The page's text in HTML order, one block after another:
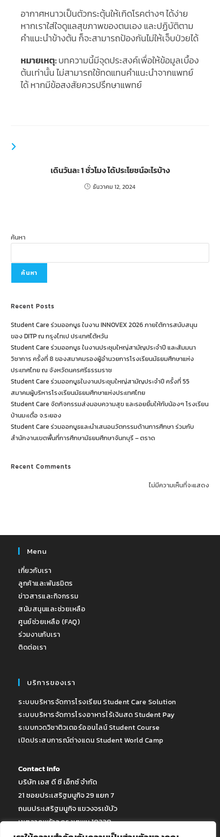
อากาศหนาวเป็นตัวกระตุ้นให้เกิดโรคต่างๆ ได้ง่าย
หากเราใส่ใจดูแลสุขภาพของตนเอง และปฏิบัติตาม
คำแนะนำข้างต้น ก็จะสามารถป้องกันไม่ให้เจ็บป่วยได้
หมายเหตุ:บทความนี้มีจุดประสงค์เพื่อให้ข้อมูลเบื้อง
ต้นเท่านั้น ไม่สามารถใช้ทดแทนคำแนะนำจากแพทย์
ได้ หากมีข้อสงสัยควรปรึกษาแพทย์
เดินวันละ 1 ชั่วโมง ได้ประโยชน์อะไรบ้าง
ธันวาคม 12, 2024
ค้นหา
ค้นหา
Recent Posts
Student Care ร่วมออกบูธ ในงาน INNOVEX 2026 ภายใต้การสนับสนุน
ของ DITP ณ กรุงไทเป ประเทศไต้หวัน
Student Care ร่วมออกบูธ ในงานประชุมใหญ่สามัญประจำปี และสัมมนา
วิชาการ ครั้งที่ 8 ของสมาคมรองผู้อำนวยการโรงเรียนมัธยมศึกษาแห่ง
ประเทศไทย ณ จังหวัดนครศรีธรรมราช
Student Care ร่วมออกบูธในงานประชุมใหญ่สามัญประจำปี ครั้งที่ 55
สมาคมผู้บริหารโรงเรียนมัธยมศึกษาแห่งประเทศไทย
Student Care จัดกิจกรรมส่งมอบความสุข และรอยยิ้มให้กับน้องๆ โรงเรียน
บ้านมะเดื่อ จ.ระยอง
Student Care ร่วมออกบูธและนำเสนอนวัตกรรมด้านการศึกษา ร่วมกับ
สำนักงานเขตพื้นที่การศึกษามัธยมศึกษาจันทบุรี – ตราด
Recent Comments
ไม่มีความเห็นที่จะแสดง
Menu
เกี่ยวกับเรา
ลูกค้าและพันธมิตร
ข่าวสารและกิจกรรม
สนับสนุนและช่วยเหลือ
ศูนย์ช่วยเหลือ (FAQ)
ร่วมงานกับเรา
ติดต่อเรา
บริการของเรา
ระบบบริหารจัดการโรงเรียน Student Care Solution
ระบบบริหารจัดการโรงอาหารไร้เงินสด Student Pay
ระบบกวดวิชาติวเตอร์ออนไลน์ Student Course
เปิดประสบการณ์ต่างแดน Student World Camp
Contact Info
บริษัท เอส ดี ซี เอ็กซ์ จำกัด
21 ซอยประเสริฐมนูกิจ 29 แยก 7
ถนนประเสริฐมนูกิจ แขวงจรเข้บัว
เขตลาดพร้าว กรุงเทพฯ 10230